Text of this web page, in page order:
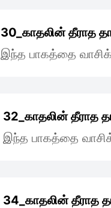
30_காதலின் தீராத
இந்த பாகத்தை
32_காதலின் தீராத
இந்த பாகத்தை
34_காதலின் தீராத